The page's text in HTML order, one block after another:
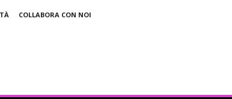
COLLABORA CON NOI